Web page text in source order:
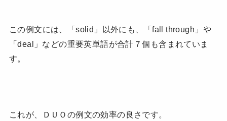
この例文には、「solid」以外にも、「fall through」や
「deal」などの重要英単語が合計７個も含まれていま
す。
これが、ＤＵＯの例文の効率の良さです。